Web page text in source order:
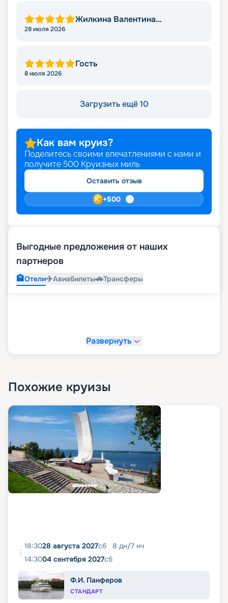
Жилкина Валентина
28 июля 2026
Гость
8 июля 2026
Загрузить ещё 10
Как вам круиз?
Поделитесь своими впечатлениями с нами и
получите 500 Круизных миль
Оставить отзыв
+500
Выгодные предложения от наших
партнеров
🏨Отели✈️Авиабилеты🚗Трансферы
Развернуть
Похожие круизы
18:3028 августа 2027сб 8 дн/7 нч
14:3004 сентября 2027сб
Ф.И. Панферов
СТАНДАРТ